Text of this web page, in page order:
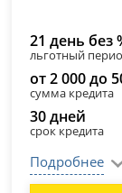
21 день без
льготный
от 2 000 до
сумма кредита
30 дней
срок кредита
Подробнее